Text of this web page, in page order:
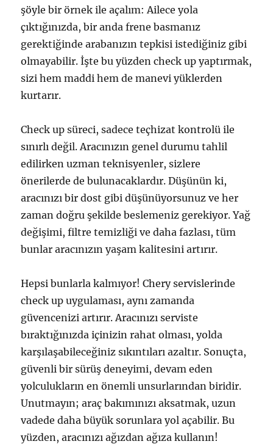
şöyle bir örnek ile açalım: Ailece yola
çıktığınızda, bir anda frene basmanız
gerektiğinde arabanızın tepkisi istediğiniz gibi
olmayabilir. İşte bu yüzden check up yaptırmak,
sizi hem maddi hem de manevi yüklerden
kurtarır.
Check up süreci, sadece teçhizat kontrolü ile
sınırlı değil. Aracınızın genel durumu tahlil
edilirken uzman teknisyenler, sizlere
önerilerde de bulunacaklardır. Düşünün ki,
aracınızı bir dost gibi düşünüyorsunuz ve her
zaman doğru şekilde beslemeniz gerekiyor. Yağ
değişimi, filtre temizliği ve daha fazlası, tüm
bunlar aracınızın yaşam kalitesini artırır.
Hepsi bunlarla kalmıyor! Chery servislerinde
check up uygulaması, aynı zamanda
güvencenizi artırır. Aracınızı serviste
bıraktığınızda içinizin rahat olması, yolda
karşılaşabileceğiniz sıkıntıları azaltır. Sonuçta,
güvenli bir sürüş deneyimi, devam eden
yolculukların en önemli unsurlarından biridir.
Unutmayın; araç bakımınızı aksatmak, uzun
vadede daha büyük sorunlara yol açabilir. Bu
yüzden, aracınızı ağızdan ağıza kullanın!